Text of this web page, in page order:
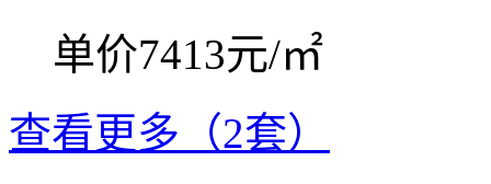
单价7413元/㎡
查看更多（2套）